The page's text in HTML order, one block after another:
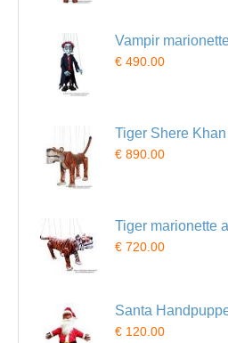
Vampir
€ 490.00
Tiger Shere
€ 890.00
Tiger marionette
€ 720.00
Santa
€ 120.00